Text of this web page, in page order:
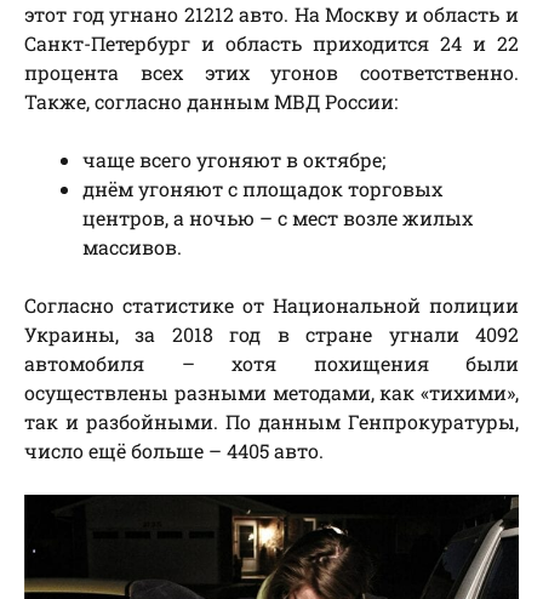
этот год угнано 21212 авто. На Москву и область и
Санкт-Петербург и область приходится 24 и 22
процента всех этих угонов соответственно.
Также, согласно данным МВД России:
чаще всего угоняют в октябре;
днём угоняют с площадок торговых
центров, а ночью – с мест возле жилых
массивов.
Согласно статистике от Национальной полиции
Украины, за 2018 год в стране угнали 4092
автомобиля – хотя похищения были
осуществлены разными методами, как «тихими»,
так и разбойными. По данным Генпрокуратуры,
число ещё больше – 4405 авто.